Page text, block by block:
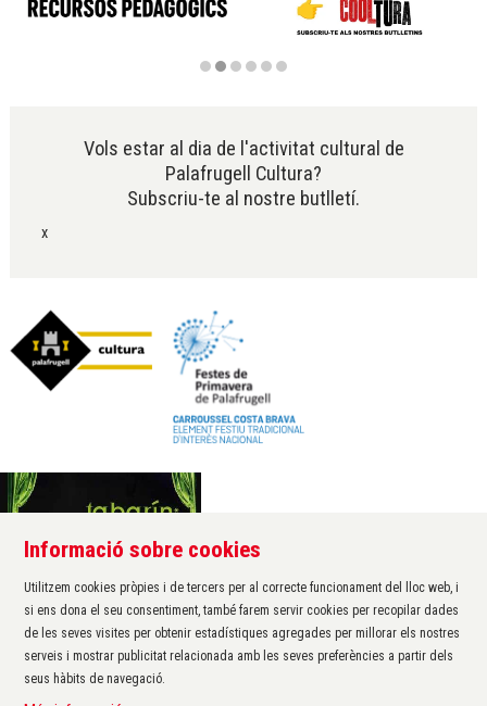
Vols estar al dia de l'activitat cultural de
Palafrugell Cultura?
Subscriu-te al nostre butlletí.
x
Àrea de cultura de l'Ajuntament de Palafrugell
Carrer Santa Margarida, 1
17200 Palafrugell
972 611 172 ·
cultura@palafrugell.cat
Informació sobre cookies
Utilitzem cookies pròpies i de tercers per al correcte funcionament del lloc web, i
si ens dona el seu consentiment, també farem servir cookies per recopilar dades
de les seves visites per obtenir estadístiques agregades per millorar els nostres
serveis i mostrar publicitat relacionada amb les seves preferències a partir dels
seus hàbits de navegació.